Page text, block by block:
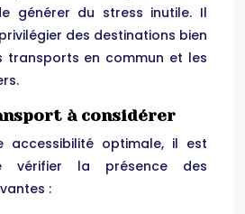
générer du stress inutile. Il
des destinations bien
transports en commun et les
à considérer
accessibilité optimale, il est
vérifier la présence des
: